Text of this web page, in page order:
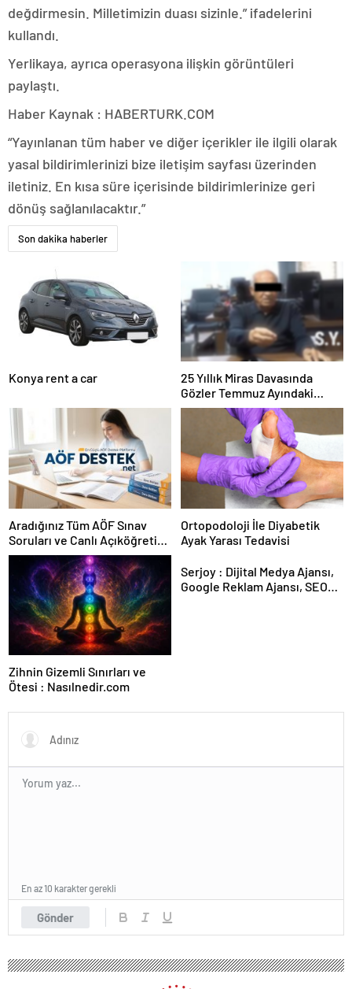
değdirmesin. Milletimizin duası sizinle.” ifadelerini
kullandı.
Yerlikaya, ayrıca operasyona ilişkin görüntüleri
paylaştı.
Haber Kaynak : HABERTURK.COM
“Yayınlanan tüm haber ve diğer içerikler ile ilgili olarak
yasal bildirimlerinizi bize iletişim sayfası üzerinden
iletiniz. En kısa süre içerisinde bildirimlerinize geri
dönüş sağlanılacaktır.”
Son dakika haberler
Konya rent a car
25 Yıllık Miras Davasında
Gözler Temmuz Ayındaki
Karar Duruşmasına Çevrildi
Aradığınız Tüm AÖF Sınav
Soruları ve Canlı Açıköğretim
Forumu Burada
Ortopodoloji İle Diyabetik
Ayak Yarası Tedavisi
Zihnin Gizemli Sınırları ve
Ötesi : Nasılnedir.com
Serjoy : Dijital Medya Ajansı,
Google Reklam Ajansı, SEO
Gönder
En az 10 karakter gerekli